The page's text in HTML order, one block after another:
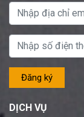
DỊCH VỤ